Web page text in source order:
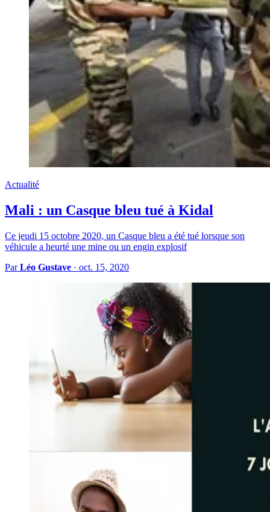
Actualité
Mali : un Casque bleu tué à Kidal
Ce jeudi 15 octobre 2020, un Casque bleu a été tué lorsque son
véhicule a heurté une mine ou un engin explosif
ParLéo Gustave · oct. 15, 2020